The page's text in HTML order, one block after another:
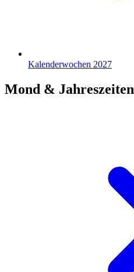
Kalenderwochen 2027
Mond & Jahreszeiten